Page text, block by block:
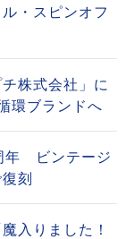
・スピンオフ
株式会社」に
環ブランドへ
年 ビンテージ
刻
入りました！